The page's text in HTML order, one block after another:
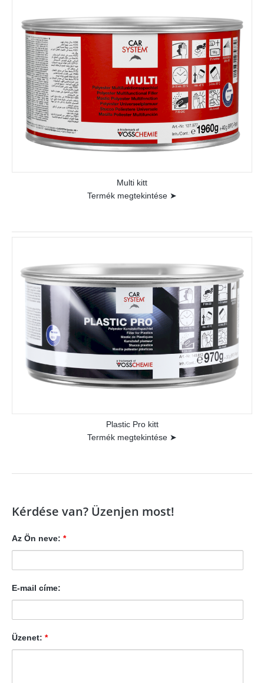
Multi kitt
Termék megtekintése ➤
Plastic Pro kitt
Termék megtekintése ➤
Kérdése van? Üzenjen most!
Az Ön neve: *
E-mail címe:
Üzenet: *